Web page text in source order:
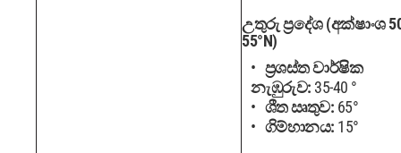
උතුරු ප්‍රදේශ (අක්ෂාංශ
55°N)
ප්‍රශස්ත වාර්ෂික
නැඹුරුව: 35-40 °
ශීත ඍතුව: 65°
ගිම්හානය: 15°